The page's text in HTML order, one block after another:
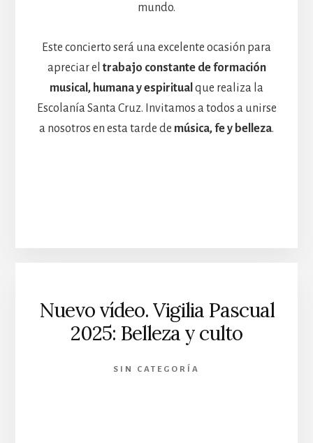
mundo.
Este concierto será una excelente ocasión para
apreciar el trabajo constante de formación
musical, humana y espiritual que realiza la
Escolanía Santa Cruz. Invitamos a todos a unirse
a nosotros en esta tarde de música, fe y belleza.
Nuevo vídeo. Vigilia Pascual
2025: Belleza y culto
SIN CATEGORÍA